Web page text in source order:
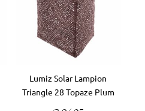
Lumiz Solar Lampion
Triangle 28 Topaze Plum